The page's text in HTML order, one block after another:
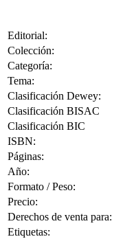
Editorial:
Colección:
Categoría:
Tema:
Clasificación Dewey:
Clasificación BISAC
Clasificación BIC
ISBN:
Páginas:
Año:
Formato / Peso:
Precio:
Derechos de venta para:
Etiquetas: